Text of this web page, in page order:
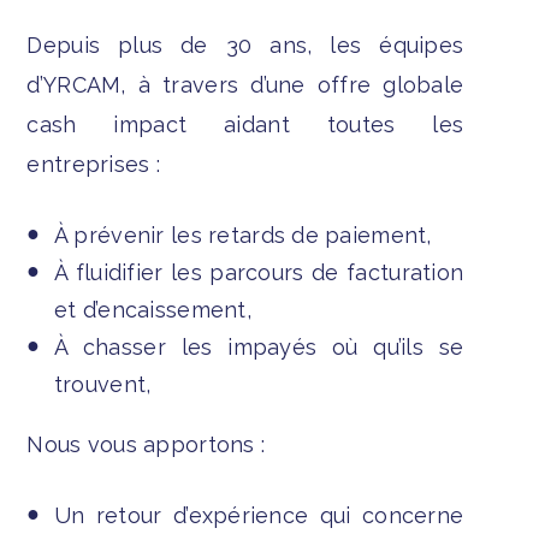
Depuis plus de 30 ans, les équipes
d’YRCAM, à travers d’une offre globale
cash impact aidant toutes les
entreprises :
À prévenir les retards de paiement,
À fluidifier les parcours de facturation
et d’encaissement,
À chasser les impayés où qu’ils se
trouvent,
Nous vous apportons :
Un retour d’expérience qui concerne